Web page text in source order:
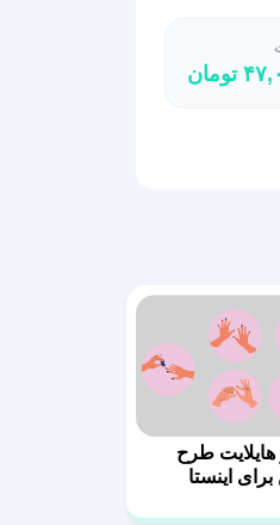
تومان
هایلایت طرح
اینستا